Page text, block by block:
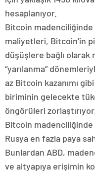
hesaplanıyor.
Bitcoin
maliyetleri, Bitcoin’in
düşüşlere bağlı
“yarılanma”
az Bitcoin kazanımı
biriminin gelecekte
öngörüleri zorlaştırıyor.
Bitcoin madenciliğinde
Rusya en fazla paya
Bunlardan ABD,
ve altyapıya erişimin